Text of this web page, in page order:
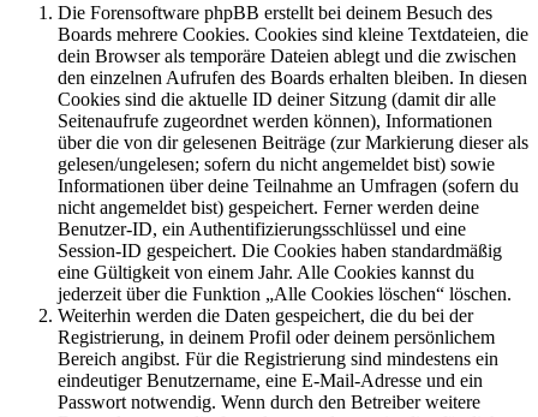
Die Forensoftware phpBB erstellt bei deinem Besuch des
Boards mehrere Cookies. Cookies sind kleine Textdateien, die
dein Browser als temporäre Dateien ablegt und die zwischen
den einzelnen Aufrufen des Boards erhalten bleiben. In diesen
Cookies sind die aktuelle ID deiner Sitzung (damit dir alle
Seitenaufrufe zugeordnet werden können), Informationen
über die von dir gelesenen Beiträge (zur Markierung dieser als
gelesen/ungelesen; sofern du nicht angemeldet bist) sowie
Informationen über deine Teilnahme an Umfragen (sofern du
nicht angemeldet bist) gespeichert. Ferner werden deine
Benutzer-ID, ein Authentifizierungsschlüssel und eine
Session-ID gespeichert. Die Cookies haben standardmäßig
eine Gültigkeit von einem Jahr. Alle Cookies kannst du
jederzeit über die Funktion „Alle Cookies löschen“ löschen.
Weiterhin werden die Daten gespeichert, die du bei der
Registrierung, in deinem Profil oder deinem persönlichem
Bereich angibst. Für die Registrierung sind mindestens ein
eindeutiger Benutzername, eine E-Mail-Adresse und ein
Passwort notwendig. Wenn durch den Betreiber weitere